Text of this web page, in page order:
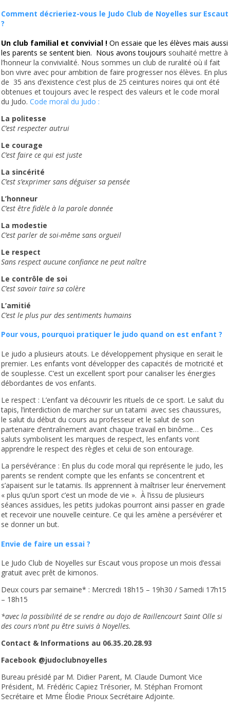
Comment décrieriez-vous le Judo Club de Noyelles sur Escaut
?
Un club familial et convivial !On essaie que les élèves mais aussi
les parents se sentent bien. Nous avons toujours souhaité mettre à
l’honneur la convivialité. Nous sommes un club de ruralité où il fait
bon vivre avec pour ambition de faire progresser nos élèves. En plus
de 35 ans d’existence c’est plus de 25 ceintures noires qui ont été
obtenues et toujours avec le respect des valeurs et le code moral
du Judo.Code moral du Judo :
La politesse
C’est respecter autrui
Le courage
C’est faire ce qui est juste
La sincérité
C’est s’exprimer sans déguiser sa pensée
L’honneur
C’est être fidèle à la parole donnée
La modestie
C’est parler de soi-même sans orgueil
Le respect
Sans respect aucune confiance ne peut naître
Le contrôle de soi
C’est savoir taire sa colère
L’amitié
C’est le plus pur des sentiments humains
Pour vous, pourquoi pratiquer le judo quand on est enfant ?
Le judo a plusieurs atouts. Le développement physique en serait le
premier. Les enfants vont développer des capacités de motricité et
de souplesse. C’est un excellent sport pour canaliser les énergies
débordantes de vos enfants.
Le respect : L’enfant va découvrir les rituels de ce sport. Le salut du
tapis, l’interdiction de marcher sur un tatami avec ses chaussures,
le salut du début du cours au professeur et le salut de son
partenaire d’entraînement avant chaque travail en binôme… Ces
saluts symbolisent les marques de respect, les enfants vont
apprendre le respect des règles et celui de son entourage.
La persévérance : En plus du code moral qui représente le judo, les
parents se rendent compte que les enfants se concentrent et
s’apaisent sur le tatamis. Ils apprennent à maîtriser leur énervement
« plus qu’un sport c’est un mode de vie ». À l’issu de plusieurs
séances assidues, les petits judokas pourront ainsi passer en grade
et recevoir une nouvelle ceinture. Ce qui les amène a persévérer et
se donner un but.
Envie de faire un essai ?
Le Judo Club de Noyelles sur Escaut vous propose un mois d’essai
gratuit avec prêt de kimonos.
Deux cours par semaine* : Mercredi 18h15 – 19h30 / Samedi 17h15
– 18h15
*avec la possibilité de se rendre au dojo de Raillencourt Saint Olle si
des cours n’ont pu être suivis à Noyelles.
Contact & Informations au 06.35.20.28.93
Facebook @judoclubnoyelles
Bureau présidé par M. Didier Parent, M. Claude Dumont Vice
Président, M. Frédéric Capiez Trésorier, M. Stéphan Fromont
Secrétaire et Mme Élodie Prioux Secrétaire Adjointe.